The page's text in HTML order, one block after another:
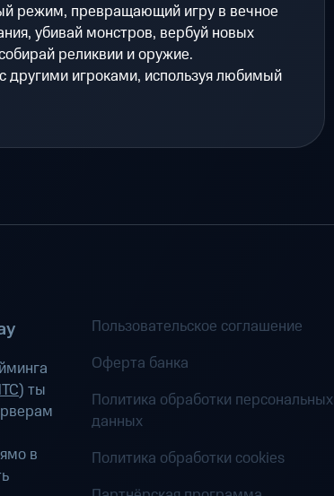
режим, превращающий игру в вечное
убивай монстров, вербуй новых
реликвии и оружие.
игроками, используя любимый
) ты
в
Пользовательское соглашение
Оферта банка
Политика обработки персональных
данных
Политика обработки cookies